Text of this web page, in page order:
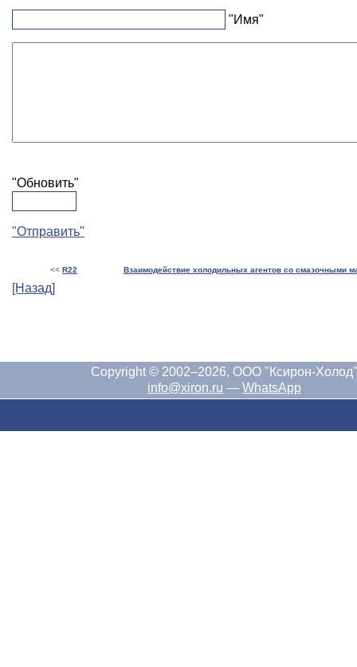
"Имя"
"Обновить"
"Отправить"
<< R22 Взаимодействие холодильных агентов со смазочными
[Назад]
Copyright © 2002–2026, ООО "Ксирон-Холод"
info@xiron.ru — WhatsApp